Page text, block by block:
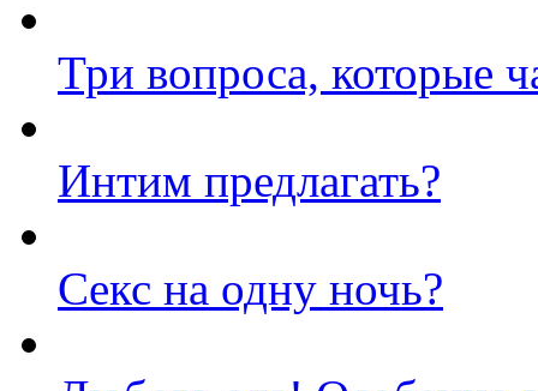
Три вопроса, которые
Интим предлагать?
Секс на одну ночь?